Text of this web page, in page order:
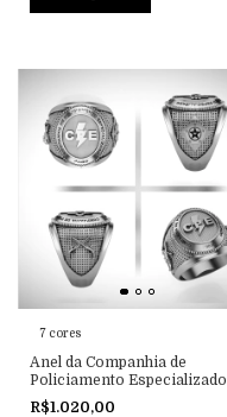
7 cores
Anel da Companhia de
Policiamento Especializado
de Goias - CPE
R$1.020,00